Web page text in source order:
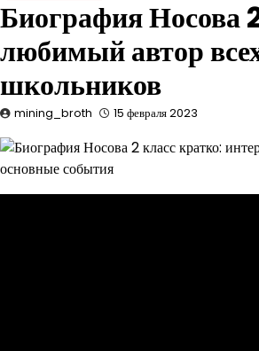
Биография Носова
любимый автор
школьников
mining_broth 15 февраля 2023